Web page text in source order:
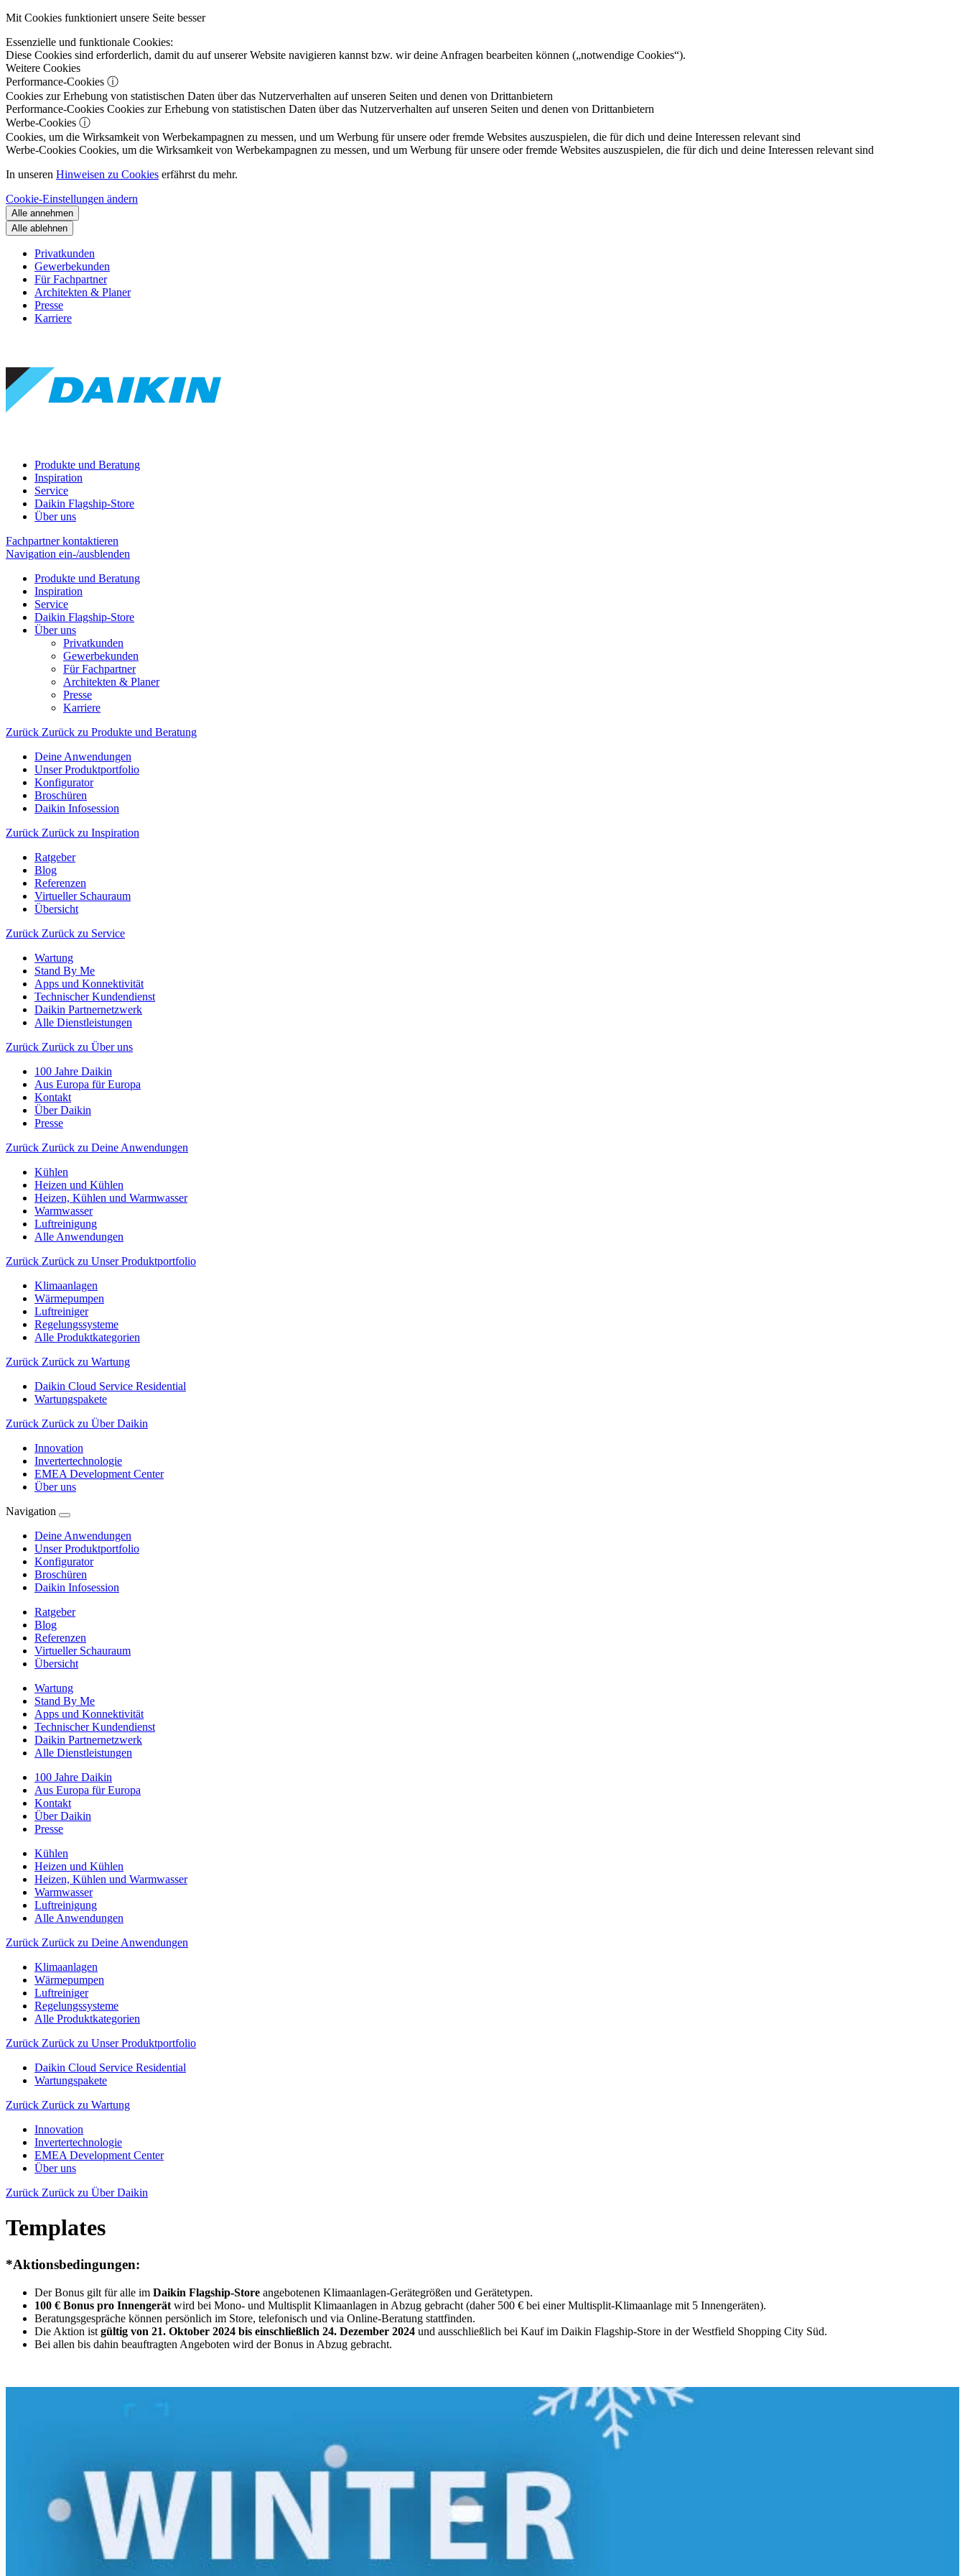
Mit Cookies funktioniert unsere Seite besser
Essenzielle und funktionale Cookies:
Diese Cookies sind erforderlich, damit du auf unserer Website navigieren kannst bzw. wir deine Anfragen bearbeiten können („notwendige Cookies“).
Weitere Cookies
Performance-Cookies ⓘ
Cookies zur Erhebung von statistischen Daten über das Nutzerverhalten auf unseren Seiten und denen von Drittanbietern
Performance-Cookies Cookies zur Erhebung von statistischen Daten über das Nutzerverhalten auf unseren Seiten und denen von Drittanbietern
Werbe-Cookies ⓘ
Cookies, um die Wirksamkeit von Werbekampagnen zu messen, und um Werbung für unsere oder fremde Websites auszuspielen, die für dich und deine Interessen relevant sind
Werbe-Cookies Cookies, um die Wirksamkeit von Werbekampagnen zu messen, und um Werbung für unsere oder fremde Websites auszuspielen, die für dich und deine Interessen relevant sind
In unseren Hinweisen zu Cookies erfährst du mehr.
Cookie-Einstellungen ändern
Alle annehmen
Alle ablehnen
Privatkunden
Gewerbekunden
Für Fachpartner
Architekten & Planer
Presse
Karriere
Produkte und Beratung
Inspiration
Service
Daikin Flagship-Store
Über uns
Fachpartner kontaktieren
Navigation ein-/ausblenden
Produkte und Beratung
Inspiration
Service
Daikin Flagship-Store
Über uns
Privatkunden
Gewerbekunden
Für Fachpartner
Architekten & Planer
Presse
Karriere
Zurück Zurück zu Produkte und Beratung
Deine Anwendungen
Unser Produktportfolio
Konfigurator
Broschüren
Daikin Infosession
Zurück Zurück zu Inspiration
Ratgeber
Blog
Referenzen
Virtueller Schauraum
Übersicht
Zurück Zurück zu Service
Wartung
Stand By Me
Apps und Konnektivität
Technischer Kundendienst
Daikin Partnernetzwerk
Alle Dienstleistungen
Zurück Zurück zu Über uns
100 Jahre Daikin
Aus Europa für Europa
Kontakt
Über Daikin
Presse
Zurück Zurück zu Deine Anwendungen
Kühlen
Heizen und Kühlen
Heizen, Kühlen und Warmwasser
Warmwasser
Luftreinigung
Alle Anwendungen
Zurück Zurück zu Unser Produktportfolio
Klimaanlagen
Wärmepumpen
Luftreiniger
Regelungssysteme
Alle Produktkategorien
Zurück Zurück zu Wartung
Daikin Cloud Service Residential
Wartungspakete
Zurück Zurück zu Über Daikin
Innovation
Invertertechnologie
EMEA Development Center
Über uns
Navigation
Deine Anwendungen
Unser Produktportfolio
Konfigurator
Broschüren
Daikin Infosession
Ratgeber
Blog
Referenzen
Virtueller Schauraum
Übersicht
Wartung
Stand By Me
Apps und Konnektivität
Technischer Kundendienst
Daikin Partnernetzwerk
Alle Dienstleistungen
100 Jahre Daikin
Aus Europa für Europa
Kontakt
Über Daikin
Presse
Kühlen
Heizen und Kühlen
Heizen, Kühlen und Warmwasser
Warmwasser
Luftreinigung
Alle Anwendungen
Zurück Zurück zu Deine Anwendungen
Klimaanlagen
Wärmepumpen
Luftreiniger
Regelungssysteme
Alle Produktkategorien
Zurück Zurück zu Unser Produktportfolio
Daikin Cloud Service Residential
Wartungspakete
Zurück Zurück zu Wartung
Innovation
Invertertechnologie
EMEA Development Center
Über uns
Zurück Zurück zu Über Daikin
Templates
*Aktionsbedingungen:
Der Bonus gilt für alle im Daikin Flagship-Store angebotenen Klimaanlagen-Gerätegrößen und Gerätetypen.
100 € Bonus pro Innengerät wird bei Mono- und Multisplit Klimaanlagen in Abzug gebracht (daher 500 € bei einer Multisplit-Klimaanlage mit 5 Innengeräten).
Beratungsgespräche können persönlich im Store, telefonisch und via Online-Beratung stattfinden.
Die Aktion ist gültig von 21. Oktober 2024 bis einschließlich 24. Dezember 2024 und ausschließlich bei Kauf im Daikin Flagship-Store in der Westfield Shopping City Süd.
Bei allen bis dahin beauftragten Angeboten wird der Bonus in Abzug gebracht.